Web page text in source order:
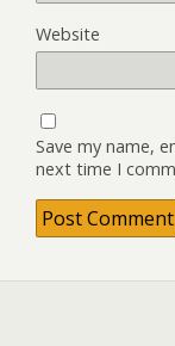
Website
Save my name,
next time I